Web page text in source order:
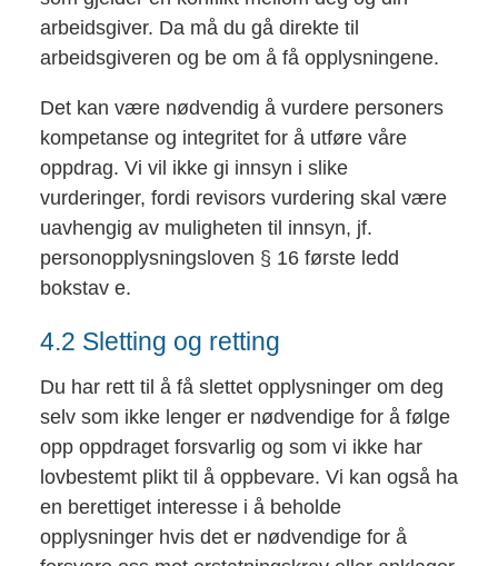
arbeidsgiver. Da må du gå direkte til
arbeidsgiveren og be om å få opplysningene.
Det kan være nødvendig å vurdere personers
kompetanse og integritet for å utføre våre
oppdrag. Vi vil ikke gi innsyn i slike
vurderinger, fordi revisors vurdering skal være
uavhengig av muligheten til innsyn, jf.
personopplysningsloven § 16 første ledd
bokstav e.
4.2 Sletting og retting
Du har rett til å få slettet opplysninger om deg
selv som ikke lenger er nødvendige for å følge
opp oppdraget forsvarlig og som vi ikke har
lovbestemt plikt til å oppbevare. Vi kan også ha
en berettiget interesse i å beholde
opplysninger hvis det er nødvendige for å